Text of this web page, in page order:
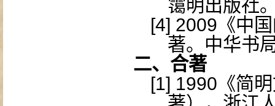
霭明出版社
[4] 2009 《中
著。中华书
二、合著
[1] 1990 《简